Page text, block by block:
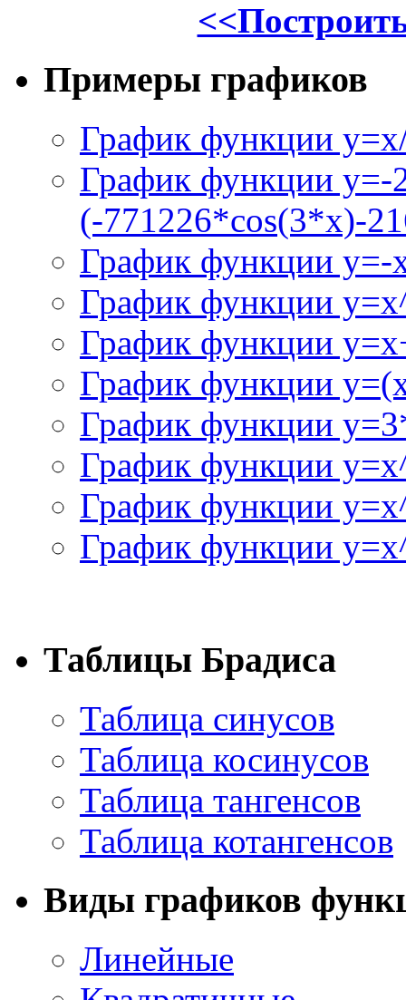
Примеры графиков
График функции
График функции y=-
(-771226*cos(3*x)-
График функции
График функции
График функции
График функции
График функции
График функции
График функции
График функции
Таблицы Брадиса
Таблица синусов
Таблица косинусов
Таблица тангенсов
Таблица котангенсов
Виды графиков
Линейные